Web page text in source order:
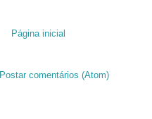
Página inicial
Postar comentários (Atom)